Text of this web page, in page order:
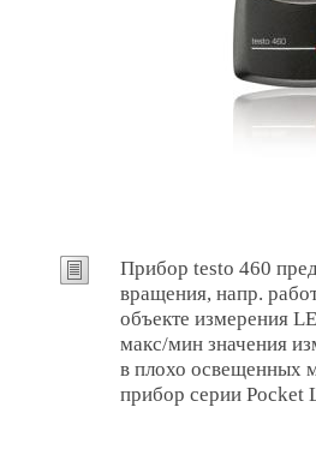
Прибор testo 460
вращения, напр.
объекте измерения
макс/мин значения
в плохо освещенных
прибор серии Pocket